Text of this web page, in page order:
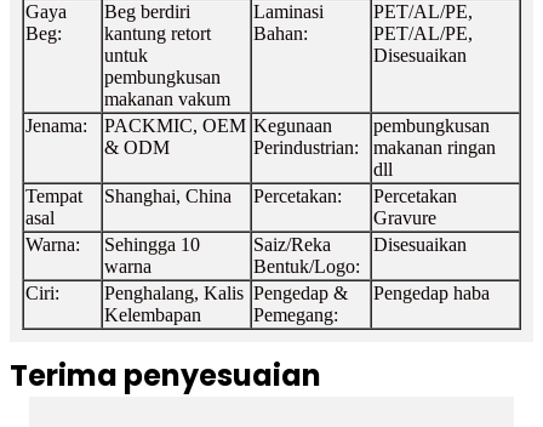
Gaya
Beg:
Beg berdiri
kantung retort
untuk
pembungkusan
makanan vakum
Laminasi
Bahan:
PET/AL/PE,
PET/AL/PE,
Disesuaikan
Jenama:
PACKMIC, OEM
& ODM
Kegunaan
Perindustrian:
pembungkusan
makanan ringan
dll
Tempat
asal
Shanghai, China Percetakan:
Percetakan
Gravure
Warna:
Sehingga 10
warna
Saiz/Reka
Bentuk/Logo:
Disesuaikan
Ciri:
Penghalang, Kalis
Kelembapan
Pengedap &
Pemegang:
Pengedap haba
Terima penyesuaian